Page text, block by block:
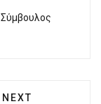
NEXT
NEXT